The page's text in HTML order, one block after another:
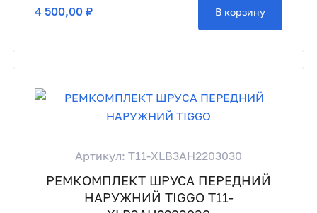
4 500,00 ₽ В корзину
Артикул: T11-XLB3AH2203030
РЕМКОМПЛЕКТ ШРУСА ПЕРЕДНИЙ
НАРУЖНИЙ TIGGO T11-